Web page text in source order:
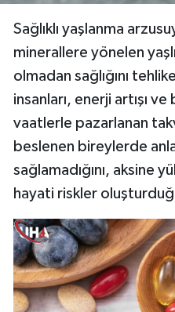
Sağlıklı yaşlanma
minerallere yönelen
olmadan sağlığını
insanları, enerji artışı
vaatlerle pazarlanan
beslenen bireylerde
sağlamadığını, aksine
hayati riskler